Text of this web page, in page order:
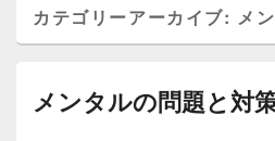
カテゴリーアーカイブ: メ
メンタルの問題と対